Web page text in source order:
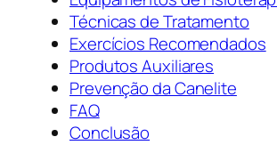
Técnicas de Tratamento
Exercícios Recomendados
Produtos Auxiliares
Prevenção da Canelite
FAQ
Conclusão